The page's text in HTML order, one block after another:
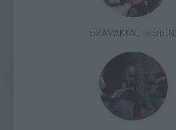
SZAVAKKAL FESTENI